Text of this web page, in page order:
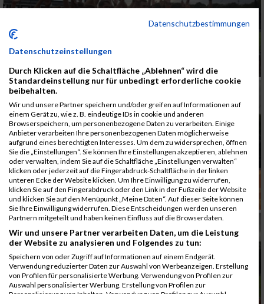
Datenschutzbestimmungen
Datenschutzeinstellungen
Durch Klicken auf die Schaltfläche „Ablehnen“ wird die
Standardeinstellung nur für unbedingt erforderliche cookie
beibehalten.
Wir und unsere Partner speichern und/oder greifen auf Informationen auf
einem Gerät zu, wie z. B. eindeutige IDs in cookie und anderen
Browserspeichern, um personenbezogene Daten zu verarbeiten. Einige
Anbieter verarbeiten Ihre personenbezogenen Daten möglicherweise
aufgrund eines berechtigten Interesses. Um dem zu widersprechen, öffnen
Sie die „Einstellungen“. Sie können Ihre Einstellungen akzeptieren, ablehnen
oder verwalten, indem Sie auf die Schaltfläche „Einstellungen verwalten“
klicken oder jederzeit auf die Fingerabdruck-Schaltfläche in der linken
unteren Ecke der Website klicken. Um Ihre Einwilligung zu widerrufen,
klicken Sie auf den Fingerabdruck oder den Link in der Fußzeile der Website
und klicken Sie auf den Menüpunkt „Meine Daten“. Auf dieser Seite können
Sie Ihre Einwilligung widerrufen. Diese Entscheidungen werden unseren
Partnern mitgeteilt und haben keinen Einfluss auf die Browserdaten.
Wir und unsere Partner verarbeiten Daten, um die Leistung
der Website zu analysieren und Folgendes zu tun:
Speichern von oder Zugriff auf Informationen auf einem Endgerät.
Verwendung reduzierter Daten zur Auswahl von Werbeanzeigen. Erstellung
von Profilen für personalisierte Werbung. Verwendung von Profilen zur
Auswahl personalisierter Werbung. Erstellung von Profilen zur
Personalisierung von Inhalten. Verwendung von Profilen zur Auswahl